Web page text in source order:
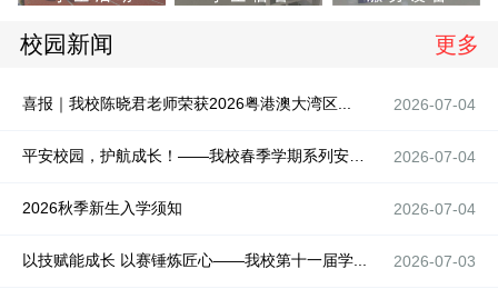
校园新闻 更多
喜报｜我校陈晓君老师荣获2026粤港澳大湾区... 2026-07-04
2026-07-04
2026秋季新生入学须知 2026-07-04
以技赋能成长 以赛锤炼匠心——我校第十一届学... 2026-07-03